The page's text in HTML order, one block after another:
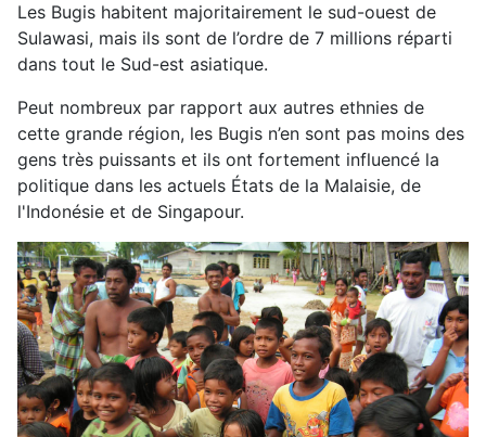
Les Bugis habitent majoritairement le sud-ouest de
Sulawasi, mais ils sont de l’ordre de 7 millions réparti
dans tout le Sud-est asiatique.
Peut nombreux par rapport aux autres ethnies de
cette grande région, les Bugis n’en sont pas moins des
gens très puissants et ils ont fortement influencé la
politique dans les actuels États de la Malaisie, de
l'Indonésie et de Singapour.